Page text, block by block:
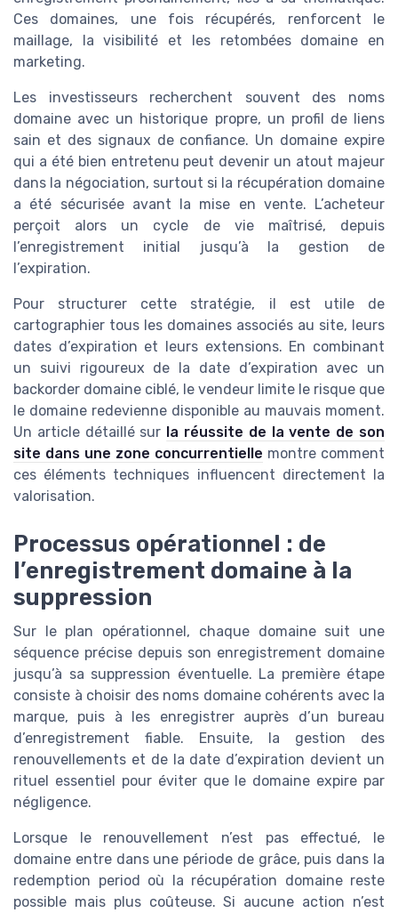
Ces domaines, une fois récupérés, renforcent le
maillage, la visibilité et les retombées domaine en
marketing.
Les investisseurs recherchent souvent des noms
domaine avec un historique propre, un profil de liens
sain et des signaux de confiance. Un domaine expire
qui a été bien entretenu peut devenir un atout majeur
dans la négociation, surtout si la récupération domaine
a été sécurisée avant la mise en vente. L’acheteur
perçoit alors un cycle de vie maîtrisé, depuis
l’enregistrement initial jusqu’à la gestion de
l’expiration.
Pour structurer cette stratégie, il est utile de
cartographier tous les domaines associés au site, leurs
dates d’expiration et leurs extensions. En combinant
un suivi rigoureux de la date d’expiration avec un
backorder domaine ciblé, le vendeur limite le risque que
le domaine redevienne disponible au mauvais moment.
Un article détaillé sur la réussite de la vente de son
site dans une zone concurrentielle montre comment
ces éléments techniques influencent directement la
valorisation.
Processus opérationnel : de
l’enregistrement domaine à la
suppression
Sur le plan opérationnel, chaque domaine suit une
séquence précise depuis son enregistrement domaine
jusqu’à sa suppression éventuelle. La première étape
consiste à choisir des noms domaine cohérents avec la
marque, puis à les enregistrer auprès d’un bureau
d’enregistrement fiable. Ensuite, la gestion des
renouvellements et de la date d’expiration devient un
rituel essentiel pour éviter que le domaine expire par
négligence.
Lorsque le renouvellement n’est pas effectué, le
domaine entre dans une période de grâce, puis dans la
redemption period où la récupération domaine reste
possible mais plus coûteuse. Si aucune action n’est